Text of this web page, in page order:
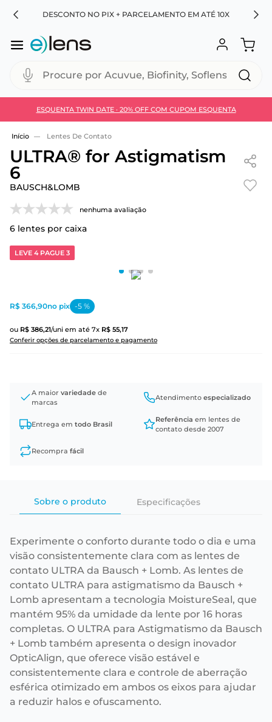
DESCONTO NO PIX + PARCELAMENTO EM ATÉ 10X
Procure por Acuvue, Biofinity, Soflens...
ESQUENTA TWIN DATE · 20% OFF COM CUPOM ESQUENTA
Use 30HOJE e ganhe 30% OFF + economia extra no
Lentes De Contato
ULTRA® for Astigmatism
6
BAUSCH&LOMB
nenhuma avaliação
6 lentes por caixa
LEVE 4 PAGUE 3
ou R$ 386,21/uni em até 7x R$ 55,17
Conferir opções de parcelamento e pagamento
R$ 366,90no pix -5 %
A maior variedade de
marcas
Atendimento especializado
Entrega em todo Brasil
Referência em lentes de
contato desde 2007
Recompra fácil
Sobre o produto Especificações
Experimente o conforto durante todo o dia e uma
visão consistentemente clara com as lentes de
contato ULTRA da Bausch + Lomb. As lentes de
contato ULTRA para astigmatismo da Bausch +
Lomb apresentam a tecnologia MoistureSeal, que
mantém 95% da umidade da lente por 16 horas
completas. O ULTRA para Astigmatismo da Bausch
+ Lomb também apresenta o design inovador
OpticAlign, que oferece visão estável e
consistentemente clara e controle de aberração
esférica otimizado em ambos os eixos para ajudar
a reduzir halos e ofuscamento.